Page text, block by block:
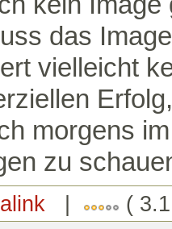
das
vielleicht
morgens
zu
| (